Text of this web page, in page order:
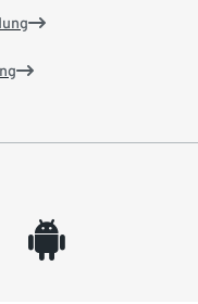
android